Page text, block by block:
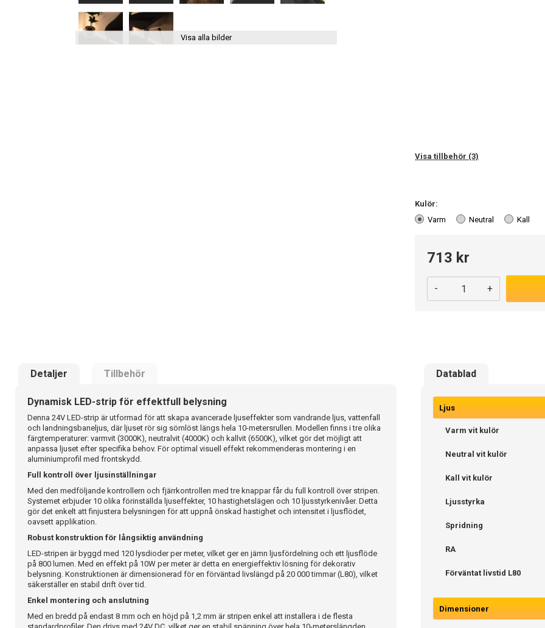
Visa alla bilder
Visa tillbehör (3)
Kulör:
Varm
Neutral Kall
713 kr
- +
Detaljer Tillbehör Datablad
Dynamisk LED-strip för effektfull belysning
Denna 24V LED-strip är utformad för att skapa avancerade ljuseffekter som vandrande ljus, vattenfall
och landningsbaneljus, där ljuset rör sig sömlöst längs hela 10-metersrullen. Modellen finns i tre olika
färgtemperaturer: varmvit (3000K), neutralvit (4000K) och kallvit (6500K), vilket gör det möjligt att
anpassa ljuset efter specifika behov. För optimal visuell effekt rekommenderas montering i en
aluminiumprofil med frontskydd.
Full kontroll över ljusinställningar
Med den medföljande kontrollern och fjärrkontrollen med tre knappar får du full kontroll över stripen.
Systemet erbjuder 10 olika förinställda ljuseffekter, 10 hastighetslägen och 10 ljusstyrkenivåer. Detta
gör det enkelt att finjustera belysningen för att uppnå önskad hastighet och intensitet i ljusflödet,
oavsett applikation.
Robust konstruktion för långsiktig användning
LED-stripen är byggd med 120 lysdioder per meter, vilket ger en jämn ljusfördelning och ett ljusflöde
på 800 lumen. Med en effekt på 10W per meter är detta en energieffektiv lösning för dekorativ
belysning. Konstruktionen är dimensionerad för en förväntad livslängd på 20 000 timmar (L80), vilket
säkerställer en stabil drift över tid.
Enkel montering och anslutning
Med en bredd på endast 8 mm och en höjd på 1,2 mm är stripen enkel att installera i de flesta
Ljus
Varm vit kulör
Neutral vit kulör
Kall vit kulör
Ljusstyrka
Spridning
RA
Förväntat livstid L80
Dimensioner